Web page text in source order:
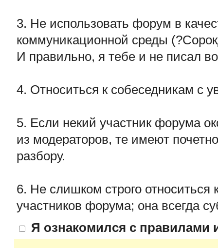
3. Не использовать форум в
коммуникационной среды
И правильно, я тебе и не писал
4. Относиться к собеседникам с
5. Если некий участник форума
из модераторов, те имеют
разбору.
6. Не слишком строго относиться
участников форума; она всегда
Я ознакомился с правилами